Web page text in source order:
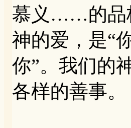
慕义……的品
神的爱，是“
你”。我们的
各样的善事。